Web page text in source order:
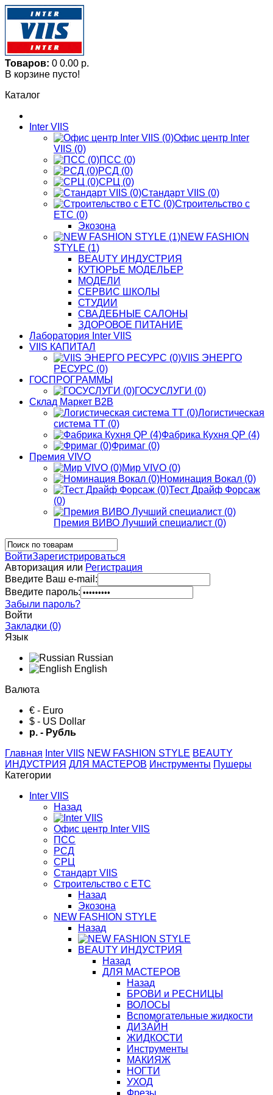
Товаров: 0 0.00 р.
В корзине пусто!
Каталог
Inter VIIS
Офис центр Inter
VIIS (0)
ПСС (0)
РСД (0)
СРЦ (0)
Стандарт VIIS (0)
Строительство с
ЕТС (0)
Экозона
NEW FASHION
STYLE (1)
BЕАUTY ИНДУСТРИЯ
КУТЮРЬЕ МОДЕЛЬЕР
МОДЕЛИ
СЕРВИС ШКОЛЫ
СТУДИИ
СВАДЕБНЫЕ САЛОНЫ
ЗДОРОВОЕ ПИТАНИЕ
Лаборатория Inter VIIS
VIIS КАПИТАЛ
VIIS ЭНЕРГО
РЕСУРС (0)
ГОСПРОГРАММЫ
ГОСУСЛУГИ (0)
Склад Маркет В2В
Логистическая
система ТТ (0)
Фабрика Кухня QP (4)
Фримаг (0)
Премия VIVO
Мир VIVO (0)
Номинация Вокал (0)
Тест Драйф Форсаж
(0)
Премия ВИВО Лучший специалист (0)
ВойтиЗарегистрироваться
Авторизация или Регистрация
Введите Ваш e-mail:
Введите пароль:
Забыли пароль?
Войти
Закладки (0)
Язык
Russian
English
Валюта
€ - Euro
$ - US Dollar
р. - Рубль
Главная Inter VIIS NEW FASHION STYLE BЕАUTY
ИНДУСТРИЯ ДЛЯ МАСТЕРОВ Инструменты Пушеры
Категории
Inter VIIS
Назад
Офис центр Inter VIIS
ПСС
РСД
СРЦ
Стандарт VIIS
Строительство с ЕТС
Назад
Экозона
NEW FASHION STYLE
Назад
BЕАUTY ИНДУСТРИЯ
Назад
ДЛЯ МАСТЕРОВ
Назад
БРОВИ и РЕСНИЦЫ
ВОЛОСЫ
Вспомогательные жидкости
ДИЗАЙН
ЖИДКОСТИ
Инструменты
МАКИЯЖ
НОГТИ
УХОД
Фрезы